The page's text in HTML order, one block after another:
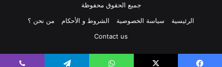
جميع الحقوق محفوظة
الرئيسية
سياسة الخصوصية الشروط و الأحكام
من نحن ؟
Contact us